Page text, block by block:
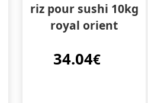
riz pour sushi 10kg
royal orient
34.04€